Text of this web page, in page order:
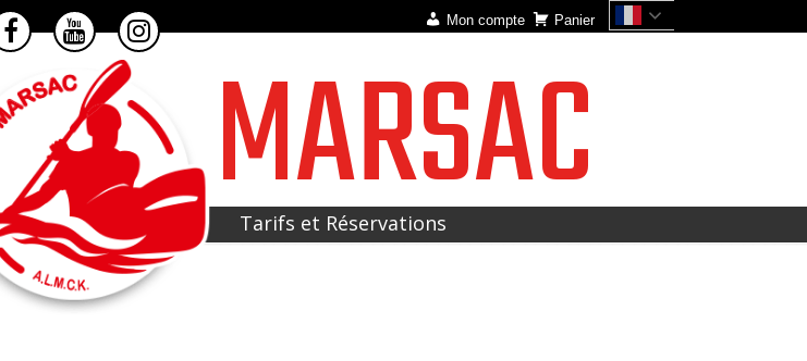
Mon compte Panier
MARSAC
Tarifs et Réservations